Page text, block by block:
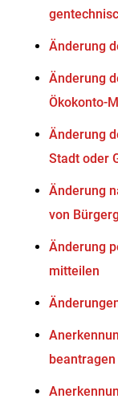
Änderung
Änderung
Ökokonto-
Änderung
Stadt oder
Änderung
von
Änderung
mitteilen
beantragen